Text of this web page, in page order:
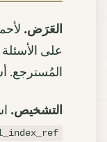
العَرَض.
على
المُسترجع.
التشخيص.